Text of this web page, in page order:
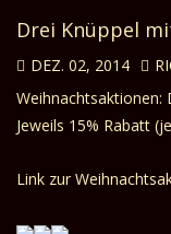
Drei Knüppel
DEZ. 02, 2014
Weihnachtsaktionen:
Jeweils 15% Rabatt
Link zur